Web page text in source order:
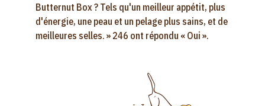
Butternut Box ? Tels qu'un meilleur appétit, plus
d'énergie, une peau et un pelage plus sains, et de
meilleures selles. » 246 ont répondu « Oui ».